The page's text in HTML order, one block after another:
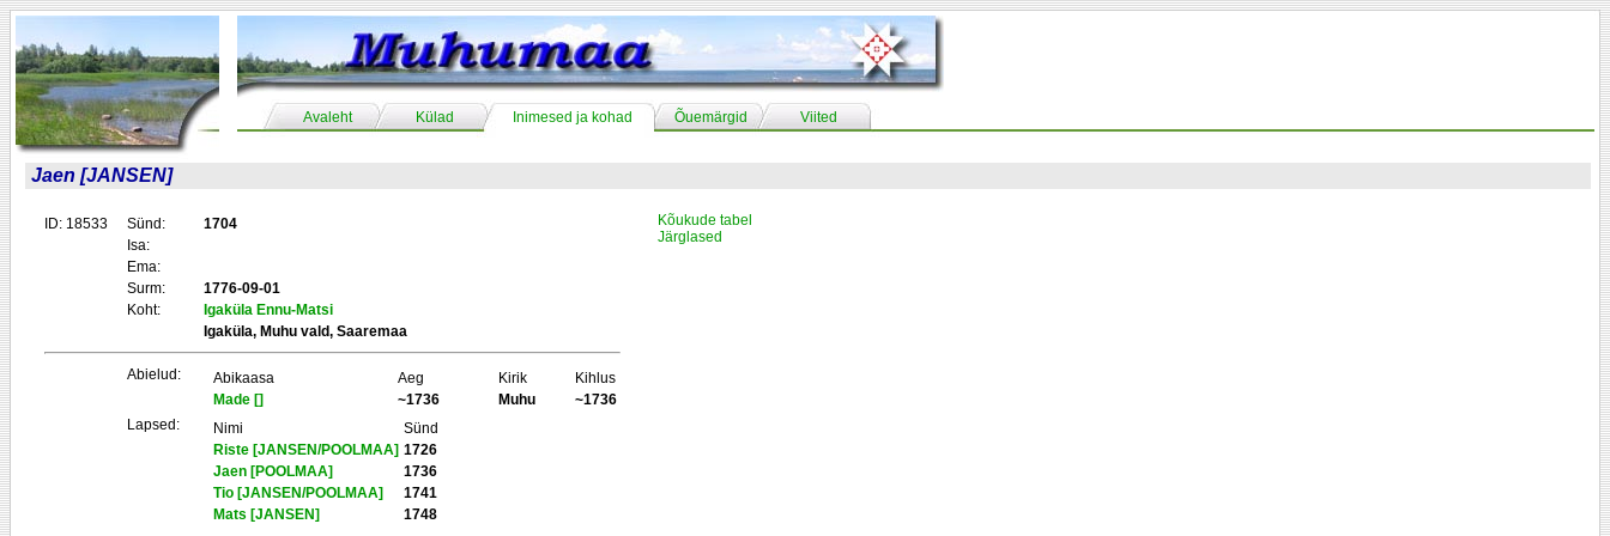
Avaleht Külad Inimesed ja kohad Õuemärgid Viited
Jaen [JANSEN]
ID: 18533 Sünd:
1704
Isa:
Ema:
Surm:
1776-09-01
Koht:
Igaküla Ennu-Matsi
Igaküla, Muhu vald, Saaremaa
Abielud: Abikaasa Aeg Kirik
Kihlus
Made []
~1736 Muhu
~1736
Lapsed:
Nimi
Sünd
Riste [JANSEN/POOLMAA] 1726
Jaen [POOLMAA]
1736
Tio [JANSEN/POOLMAA]
1741
Mats [JANSEN]
1748
Kõukude tabel
Järglased